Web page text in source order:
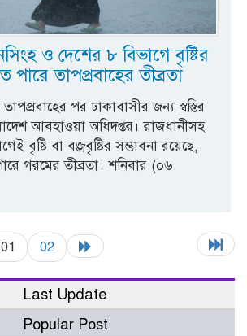
ও দেশের ৮ বিভাগে বৃষ্টির
পারে তাপপ্রবাহের তীব্রতা
পর ঢাকাবাসীর জন্য স্বস্তির
আবহাওয়া অধিদপ্তর। রাজধানীসহ
বৃষ্টি বা বজ্রবৃষ্টির সম্ভাবনা রয়েছে,
গরমের তীব্রতা। শনিবার (০৬
01 02
Last Update
Popular Post